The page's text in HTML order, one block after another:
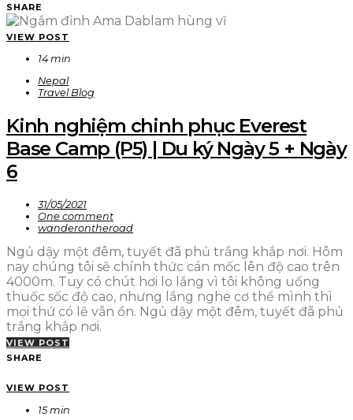
SHARE
VIEW POST
14 min
Nepal
Travel Blog
Kinh nghiệm chinh phục Everest
Base Camp (P5) | Du ký Ngày 5 + Ngày
6
31/05/2021
One comment
wanderontheroad
Ngủ dậy một đêm, tuyết đã phủ trắng khắp nơi. Hôm
nay chúng tôi sẽ chính thức cán mốc lên độ cao trên
4000m. Tuy có chút hơi lo lắng vì tôi không uống
thuốc sốc độ cao, nhưng lắng nghe cơ thể mình thì
mọi thứ có lẽ vẫn ổn. Ngủ dậy một đêm, tuyết đã phủ
trắng khắp nơi.
VIEW POST
SHARE
VIEW POST
15 min